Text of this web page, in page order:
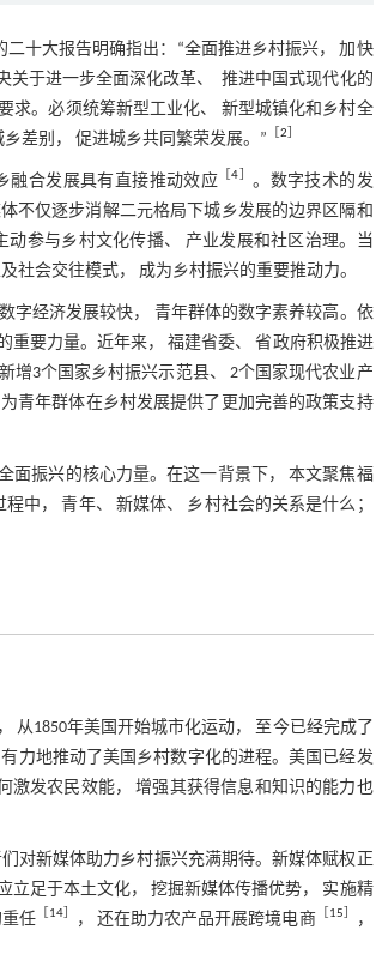
十大报告明确指出：“全面推进乡村振兴， 加快
关于进一步全面深化改革、 推进中国式现代化的
求。必须统筹新型工业化、 新型城镇化和乡村全
差别， 促进城乡共同繁荣发展。” ［2］
融合发展具有直接推动效应 ［4］ 。数字技术的发
不仅逐步消解二元格局下城乡发展的边界区隔和
动参与乡村文化传播、 产业发展和社区治理。当
社会交往模式， 成为乡村振兴的重要推动力。
字经济发展较快， 青年群体的数字素养较高。依
重要力量。近年来， 福建省委、 省政府积极推进
增3个国家乡村振兴示范县、 2个国家现代农业产
为青年群体在乡村发展提供了更加完善的政策支持
面振兴的核心力量。在这一背景下， 本文聚焦福
中， 青年、 新媒体、 乡村社会的关系是什么；
从1850年美国开始城市化运动， 至今已经完成了
力地推动了美国乡村数字化的进程。美国已经发
激发农民效能， 增强其获得信息和知识的能力也
对新媒体助力乡村振兴充满期待。新媒体赋权正
立足于本土文化， 挖掘新媒体传播优势， 实施精
任 ［14］ ， 还在助力农产品开展跨境电商［15］
，